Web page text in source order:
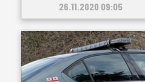
26.11.2020 09:05